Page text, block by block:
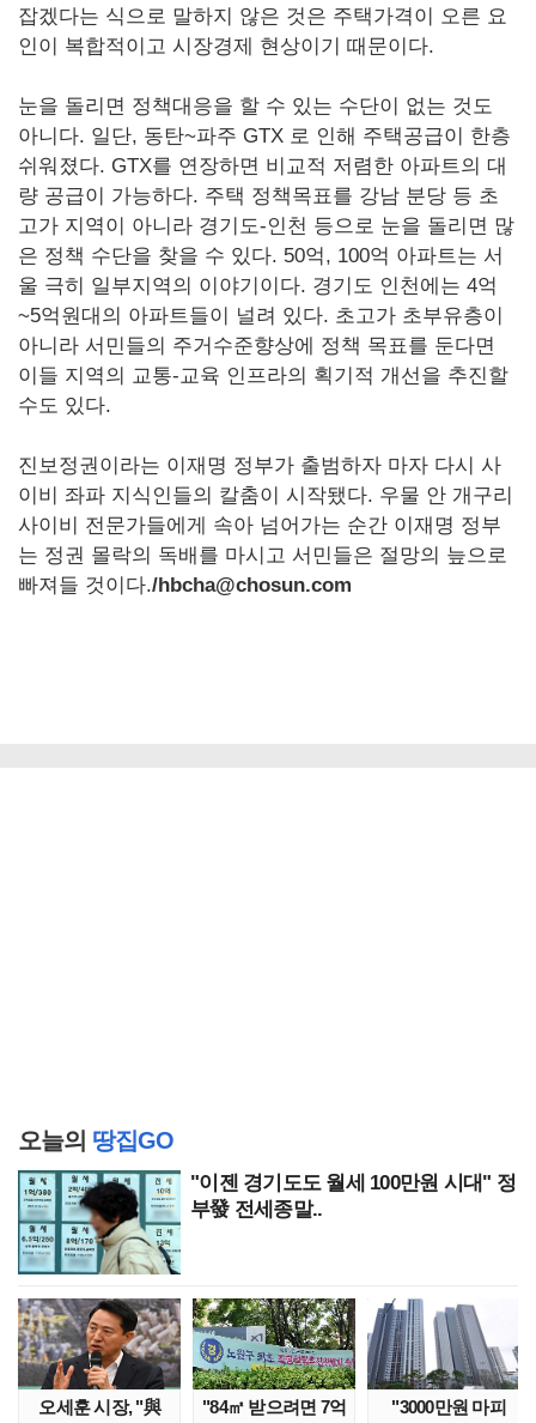
잡겠다는 식으로 말하지 않은 것은 주택가격이 오른 요
인이 복합적이고 시장경제 현상이기 때문이다.
눈을 돌리면 정책대응을 할 수 있는 수단이 없는 것도
아니다. 일단, 동탄~파주 GTX 로 인해 주택공급이 한층
쉬워졌다. GTX를 연장하면 비교적 저렴한 아파트의 대
량 공급이 가능하다. 주택 정책목표를 강남 분당 등 초
고가 지역이 아니라 경기도-인천 등으로 눈을 돌리면 많
은 정책 수단을 찾을 수 있다. 50억, 100억 아파트는 서
울 극히 일부지역의 이야기이다. 경기도 인천에는 4억
~5억원대의 아파트들이 널려 있다. 초고가 초부유층이
아니라 서민들의 주거수준향상에 정책 목표를 둔다면
이들 지역의 교통-교육 인프라의 획기적 개선을 추진할
수도 있다.
진보정권이라는 이재명 정부가 출범하자 마자 다시 사
이비 좌파 지식인들의 칼춤이 시작됐다. 우물 안 개구리
사이비 전문가들에게 속아 넘어가는 순간 이재명 정부
는 정권 몰락의 독배를 마시고 서민들은 절망의 늪으로
빠져들 것이다./hbcha@chosun.com
오늘의 땅집GO
"이젠 경기도도 월세 100만원 시대" 정
부發 전세종말..
오세훈 시장, "與
"84㎡ 받으려면 7억
"3000만원 마피